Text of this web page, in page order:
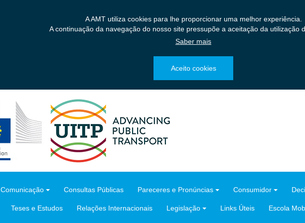
A AMT utiliza cookies para lhe proporcionar uma melhor experiência.
A continuação da navegação do nosso site pressupõe a aceitação da utilização
Saber mais
Aceito cookies
Comunicação Consultas Públicas Pareceres e Pronúncias Consumidor
Teses e Estudos Relações Internacionais Legislação Links Úteis Escola